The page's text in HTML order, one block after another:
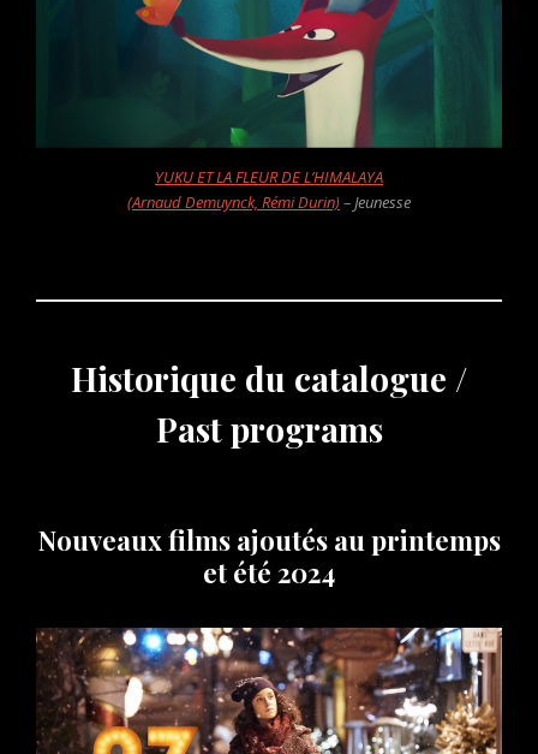
YUKU ET LA FLEUR DE L’HIMALAYA
(Arnaud Demuynck, Rémi Durin)– Jeunesse
Historique du catalogue /
Past programs
Nouveaux films ajoutés au printemps
et été 2024